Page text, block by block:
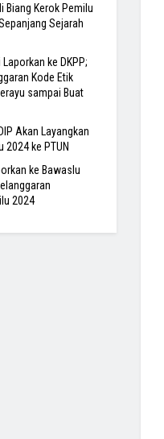
Biang Kerok Pemilu
Sejarah
Laporkan ke DKPP;
Kode Etik
sampai Buat
Akan Layangkan
2024 ke PTUN
ke Bawaslu
2024